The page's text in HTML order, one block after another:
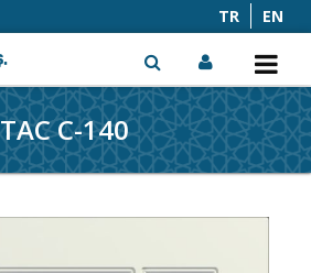
TR EN
x
TAC C-140